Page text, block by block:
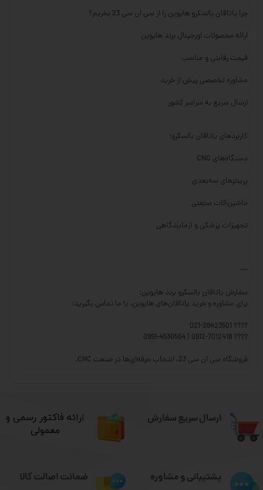
چرا یاتاقان بالسکرو هایوین را از سی ان سی 23 بخریم؟
ارائه محصولات اورجینال برند هایوین
قیمت رقابتی و مناسب
مشاوره تخصصی پیش از خرید
ارسال سریع به سراسر کشور
کاربردهای یاتاقان بالسکرو:
دستگاه‌های CNC
پرینترهای سه‌بعدی
ماشین‌آلات صنعتی
تجهیزات پزشکی و آزمایشگاهی
---
سفارش یاتاقان بالسکرو برند هایوین:
برای مشاوره و خرید یاتاقان‌های هایوین، با ما تماس بگیرید:
???? 021-28423501
???? 0912-7012418 | 0991-4530554
فروشگاه سی ان سی 23، انتخاب حرفه‌ای‌ها در صنعت CNC.
ارسال سریع سفارش
​ارائه فاکتور رسمی و
معمولی
پشتیبانی و مشاوره ضمانت اصالت کالا